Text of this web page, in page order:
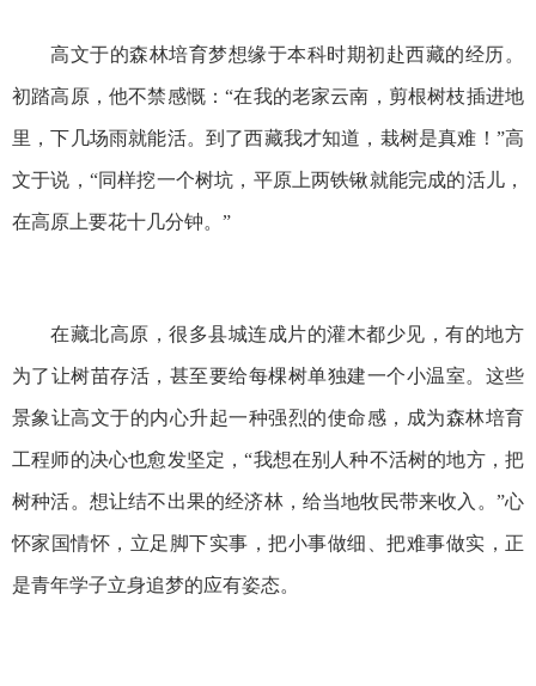
高文于的森林培育梦想缘于本科时期初赴西藏的经历。
初踏高原，他不禁感慨：“在我的老家云南，剪根树枝插进地
里，下几场雨就能活。到了西藏我才知道，栽树是真难！”高
文于说，“同样挖一个树坑，平原上两铁锹就能完成的活儿，
在高原上要花十几分钟。”
在藏北高原，很多县城连成片的灌木都少见，有的地方
为了让树苗存活，甚至要给每棵树单独建一个小温室。这些
景象让高文于的内心升起一种强烈的使命感，成为森林培育
工程师的决心也愈发坚定，“我想在别人种不活树的地方，把
树种活。想让结不出果的经济林，给当地牧民带来收入。”心
怀家国情怀，立足脚下实事，把小事做细、把难事做实，正
是青年学子立身追梦的应有姿态。